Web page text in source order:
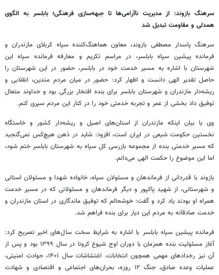
سرهنگ بازوند: از مدیریت ناآرامی‌ها تا جبهه‌سازی فرهنگی؛ بابلسر به الگوی
همدلی و مقاومت تبدیل شد
سرهنگ پاسدار مصطفی بازوند، معاون هماهنگ‌کننده سپاه کربلای مازندران و
فرمانده پیشین سپاه بابلسر، در مراسم تکریم و معارفه فرمانده سپاه این
شهرستان با اشاره به مسیر خدمت خود در بابلسر، حضور در این شهرستان را
حاصل تقدیر الهی دانست و اظهار کرد: حضور در میان مردم متدین، انقلابی و
ریشه‌دار مازندران و شهرستان بابلسر برای بنده افتخار بزرگی بود و خداوند متعال
توفیق داد بخشی از عمر و تجربه خدمتی خود را در کنار این مردم سپری کنم.
وی با بیان اینکه مازندران از استان‌های اصیل و ریشه‌دار کشور و خاستگاه
نخستین حکومت شیعی در ایران است، افزود: شاید در ذهن هیچ‌کس نمی‌گنجید
که مسیر خدمتی بنده از مجموعه بازرسی کل سپاه به شهرستان بابلسر ختم شود،
اما این موضوع را حکمت الهی می‌دانم.
بازوند با قدردانی از فرماندهان و مسئولان سپاه، خانواده شهدا و مسئولان استانی
و شهرستانی، از شهید پاکپور و دیگر فرماندهان و مسئولانی که در مسیر خدمت
همراه او بودند یاد کرد و گفت: خوشحالم که توفیق ماندگاری در استان مازندران و
خدمت صادقانه به مردم این دیار برای بنده فراهم شد.
فرمانده پیشین سپاه بابلسر با اشاره به شرایط سخت سال‌های اخیر تصریح کرد:
آغاز مسئولیت بنده همزمان با دوران اوج شیوع کرونا در سال ۱۳۹۹ بود و پس از
آن نیز رخدادهای مهمی همچون انتخابات، اغتشاشات سال ۱۴۰۱، حوادث امنیتی،
عملیات وعده صادق، جنگ ۱۲ روزه، بحران‌های اجتماعی و اقتصادی و شهادت